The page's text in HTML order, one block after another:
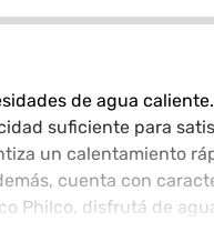
de agua
suficiente para
un calentamiento
cuenta con
Philco, disfrutá de